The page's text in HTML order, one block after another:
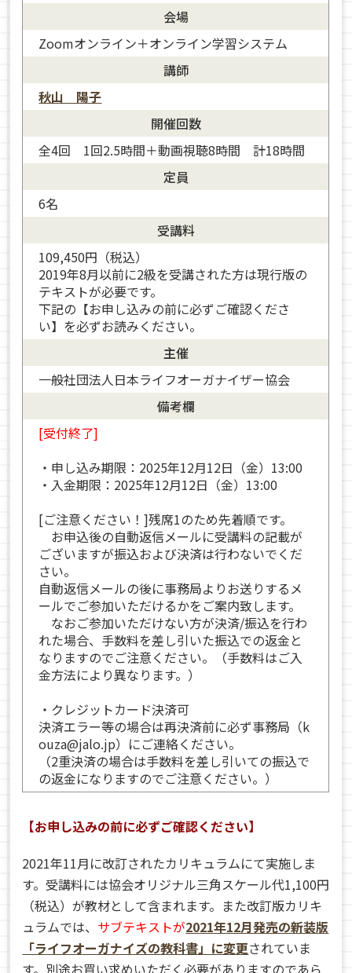
会場
Zoomオンライン＋オンライン学習システム
講師
秋山 陽子
開催回数
全4回 1回2.5時間＋動画視聴8時間 計18時間
定員
6名
受講料
109,450円（税込）
2019年8月以前に2級を受講された方は現行版の
テキストが必要です。
下記の【お申し込みの前に必ずご確認くださ
い】を必ずお読みください。
主催
一般社団法人日本ライフオーガナイザー協会
備考欄
[受付終了]
・申し込み期限：2025年12月12日（金）13:00
・入金期限：2025年12月12日（金）13:00
[ご注意ください！]残席1のため先着順です。
お申込後の自動返信メールに受講料の記載が
ございますが振込および決済は行わないでくだ
さい。
自動返信メールの後に事務局よりお送りするメ
ールでご参加いただけるかをご案内致します。
なおご参加いただけない方が決済/振込を行わ
れた場合、手数料を差し引いた振込での返金と
なりますのでご注意ください。（手数料はご入
金方法により異なります。）
・クレジットカード決済可
決済エラー等の場合は再決済前に必ず事務局（k
ouza@jalo.jp）にご連絡ください。
（2重決済の場合は手数料を差し引いての振込で
の返金になりますのでご注意ください。）
【お申し込みの前に必ずご確認ください】
2021年11月に改訂されたカリキュラムにて実施しま
す。受講料には協会オリジナル三角スケール代1,100円
（税込）が教材として含まれます。また改訂版カリキ
ュラムでは、 サブテキストが2021年12月発売の新装版
「ライフオーガナイズの教科書」に変更されていま
す。別途お買い求めいただく必要がありますのであら